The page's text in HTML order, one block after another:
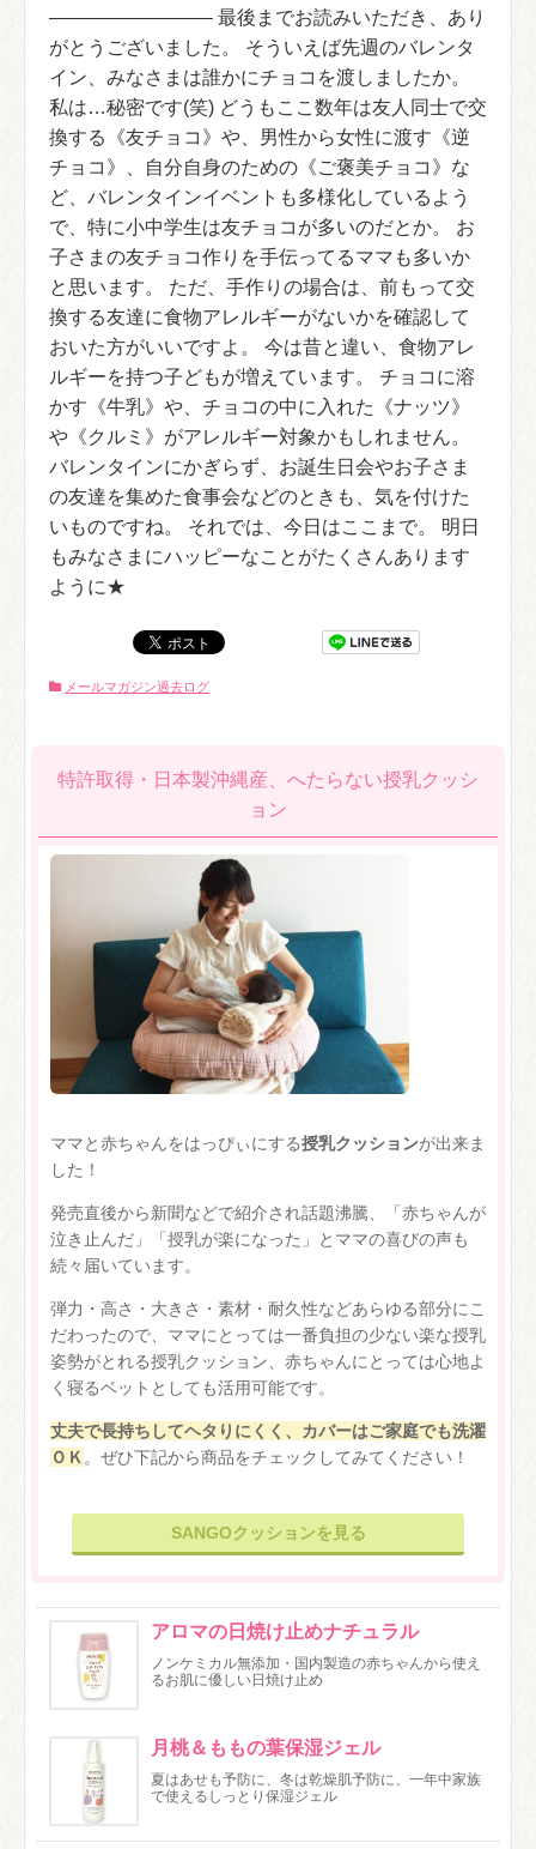
————————– 最後までお読みいただき、あり
がとうございました。 そういえば先週のバレンタ
イン、みなさまは誰かにチョコを渡しましたか。
私は…秘密です(笑) どうもここ数年は友人同士で交
換する《友チョコ》や、男性から女性に渡す《逆
チョコ》、自分自身のための《ご褒美チョコ》な
ど、バレンタインイベントも多様化しているよう
で、特に小中学生は友チョコが多いのだとか。 お
子さまの友チョコ作りを手伝ってるママも多いか
と思います。 ただ、手作りの場合は、前もって交
換する友達に食物アレルギーがないかを確認して
おいた方がいいですよ。 今は昔と違い、食物アレ
ルギーを持つ子どもが増えています。 チョコに溶
かす《牛乳》や、チョコの中に入れた《ナッツ》
や《クルミ》がアレルギー対象かもしれません。
バレンタインにかぎらず、お誕生日会やお子さま
の友達を集めた食事会などのときも、気を付けた
いものですね。 それでは、今日はここまで。 明日
もみなさまにハッピーなことがたくさんあります
ように★
メールマガジン過去ログ
特許取得・日本製沖縄産、へたらない授乳クッシ
ョン
ママと赤ちゃんをはっぴぃにする授乳クッションが出来ま
した！
発売直後から新聞などで紹介され話題沸騰、「赤ちゃんが
泣き止んだ」「授乳が楽になった」とママの喜びの声も
続々届いています。
弾力・高さ・大きさ・素材・耐久性などあらゆる部分にこ
だわったので、ママにとっては一番負担の少ない楽な授乳
姿勢がとれる授乳クッション、赤ちゃんにとっては心地よ
く寝るベットとしても活用可能です。
丈夫で長持ちしてヘタりにくく、カバーはご家庭でも洗濯
ＯＫ 。ぜひ下記から商品をチェックしてみてください！
SANGOクッションを見る
アロマの日焼け止めナチュラル
ノンケミカル無添加・国内製造の赤ちゃんから使え
るお肌に優しい日焼け止め
月桃＆ももの葉保湿ジェル
夏はあせも予防に、冬は乾燥肌予防に、一年中家族
で使えるしっとり保湿ジェル